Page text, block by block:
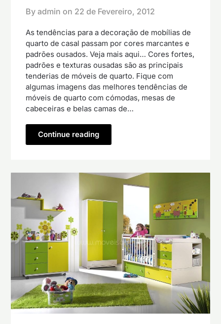
By admin on 22 de Fevereiro, 2012
As tendências para a decoração de mobílias de
quarto de casal passam por cores marcantes e
padrões ousados. Veja mais aqui… Cores fortes,
padrões e texturas ousadas são as principais
tenderias de móveis de quarto. Fique com
algumas imagens das melhores tendências de
móveis de quarto com cómodas, mesas de
cabeceiras e belas camas de…
Continue reading